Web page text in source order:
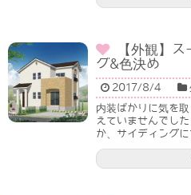
【外観】
グ&色決め
2017/8/4
内装ばかりに気を
えていませんでし
か、サイディング